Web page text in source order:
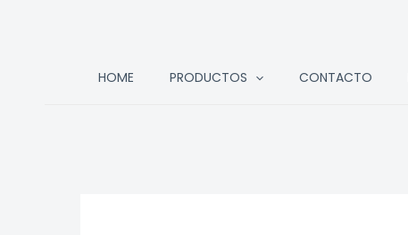
HOME PRODUCTOS CONTACTO